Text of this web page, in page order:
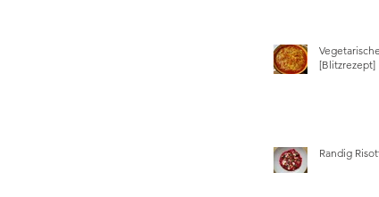
[Blitzrezept]
Randig